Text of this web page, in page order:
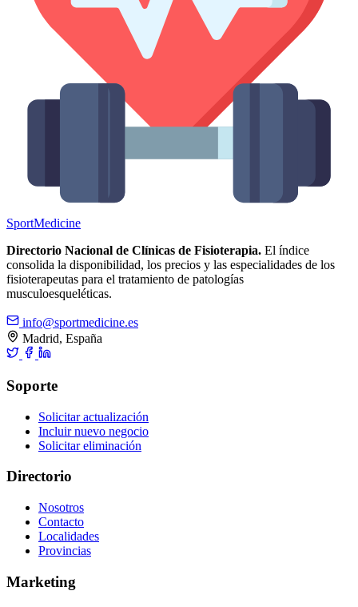
SportMedicine
Directorio Nacional de Clínicas de Fisioterapia. El índice
consolida la disponibilidad, los precios y las especialidades de los
fisioterapeutas para el tratamiento de patologías
musculoesqueléticas.
info@sportmedicine.es
Madrid, España
Soporte
Solicitar actualización
Incluir nuevo negocio
Solicitar eliminación
Directorio
Nosotros
Contacto
Localidades
Provincias
Marketing